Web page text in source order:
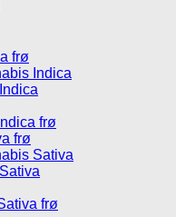
frø
Indica
frø
frø
Sativa
frø